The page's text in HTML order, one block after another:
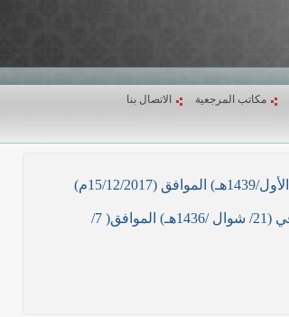
مكاتب المرجعية الاتصال بنا
نص ما ورد بشأن الأوضاع الراهنة في العراق في خطبة الجمعة لممثل المرجعية الدينية العليا في كربلاء المقدسة فضيلة العلاّمة السيد احمد الصافي في (21/ شوال /1436هـ) الموافق( 7/